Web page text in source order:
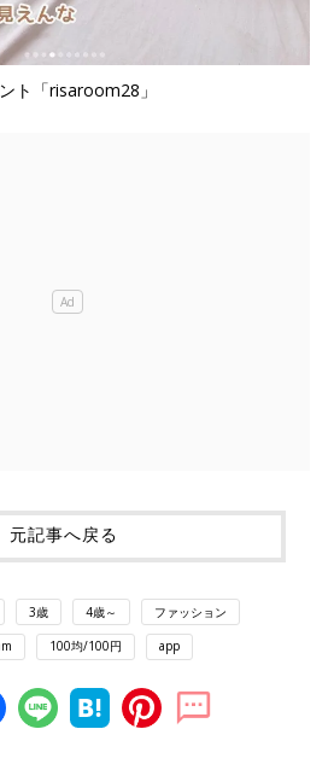
ト「risaroom28」
元記事へ戻る
3歳 4歳～ ファッション
100均/100円 app